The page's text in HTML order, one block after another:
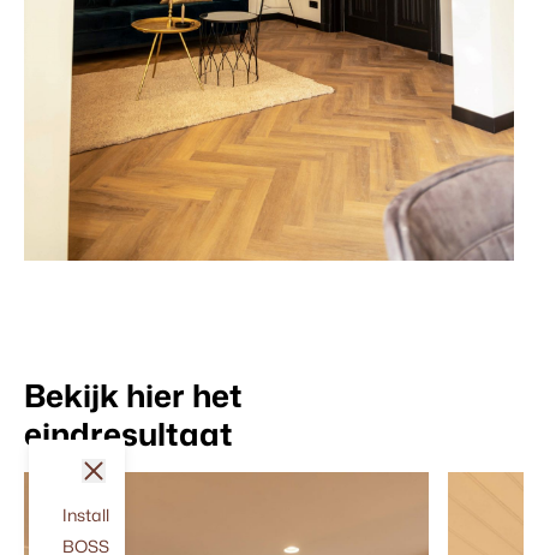
Bekijk hier het
eindresultaat
Install
BOSS
sluit